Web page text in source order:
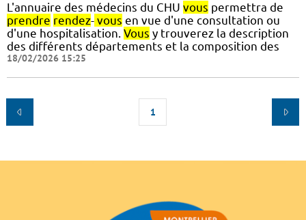
L'annuaire des médecins du CHU vous permettra de
prendre rendez- vous en vue d'une consultation ou
d'une hospitalisation. Vous y trouverez la description
des différents départements et la composition des
18/02/2026 15:25
1